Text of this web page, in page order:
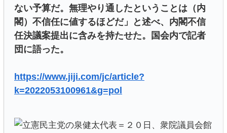
ない予算だ。無理やり通したということは（内
閣）不信任に値するほどだ」と述べ、内閣不信
任決議案提出に含みを持たせた。国会内で記者
団に語った。
https://www.jiji.com/jc/article?
k=2022053100961&g=pol